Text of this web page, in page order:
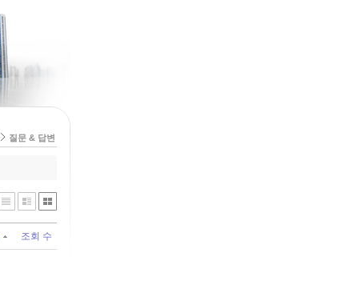
질문 & 답변
조회 수